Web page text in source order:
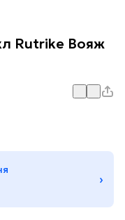
Rutrike Вояж
›